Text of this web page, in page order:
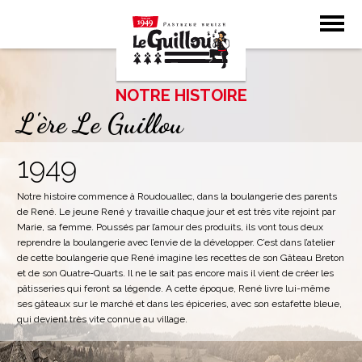
Notre histoire
NOTRE HISTOIRE
L'ère Le Guillou
1949
Notre histoire commence à Roudouallec, dans la boulangerie des parents
de René. Le jeune René y travaille chaque jour et est très vite rejoint par
Marie, sa femme. Poussés par l’amour des produits, ils vont tous deux
reprendre la boulangerie avec l’envie de la développer. C’est dans l’atelier
de cette boulangerie que René imagine les recettes de son Gâteau Breton
et de son Quatre-Quarts. Il ne le sait pas encore mais il vient de créer les
pâtisseries qui feront sa légende. A cette époque, René livre lui-même
ses gâteaux sur le marché et dans les épiceries, avec son estafette bleue,
qui devient très vite connue au village.